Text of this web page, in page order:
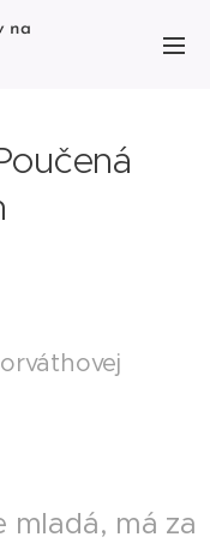
na
mladá, má za